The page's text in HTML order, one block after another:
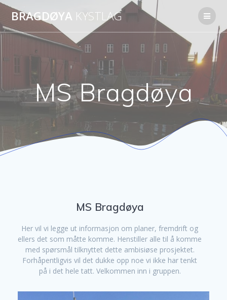
Skip
to
BRAGDØYA KYSTLAG
MS Bragdøya
MS Bragdøya
Her vil vi legge ut informasjon om planer, fremdrift og
ellers det som måtte komme. Henstiller alle til å komme
med spørsmål tilknyttet dette ambisiøse prosjektet.
Forhåpentligvis vil det dukke opp noe vi ikke har tenkt
på i det hele tatt. Velkommen inn i gruppen.